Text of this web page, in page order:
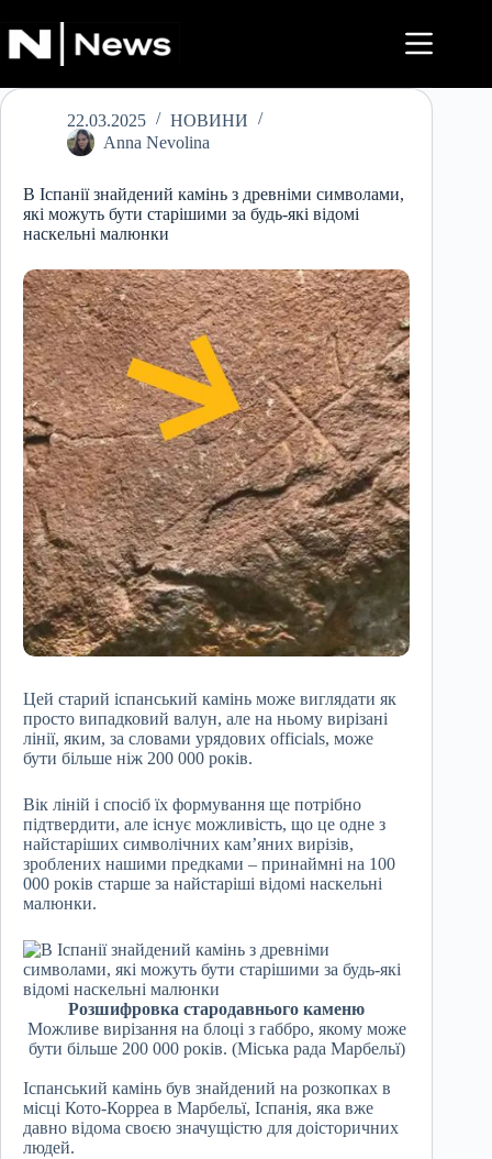
до
вмісту
22.03.2025
НОВИНИ
Anna Nevolina
В Іспанії знайдений камінь з древніми символами,
які можуть бути старішими за будь-які відомі
наскельні малюнки
Цей старий іспанський камінь може виглядати як
просто випадковий валун, але на ньому вирізані
лінії, яким, за словами урядових officials, може
бути більше ніж 200 000 років.
Вік ліній і спосіб їх формування ще потрібно
підтвердити, але існує можливість, що це одне з
найстаріших символічних кам’яних вирізів,
зроблених нашими предками – принаймні на 100
000 років старше за найстаріші відомі наскельні
малюнки.
Розшифровка стародавнього каменю
Можливе вирізання на блоці з габбро, якому може
бути більше 200 000 років. (Міська рада Марбельї)
Іспанський камінь був знайдений на розкопках в
місці Кото-Корреа в Марбельї, Іспанія, яка вже
давно відома своєю значущістю для доісторичних
людей.